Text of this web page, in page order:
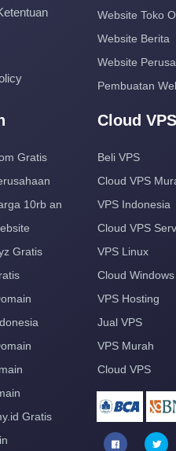
Website Toko
Website Berita
Website
Pembuatan
Gratis
10rb an
Gratis
Gratis
Cloud VPS
Beli VPS
Cloud VPS
VPS Indonesia
Cloud VPS
VPS Linux
Cloud Windows
VPS Hosting
Jual VPS
VPS Murah
Cloud VPS